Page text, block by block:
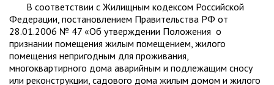
В соответствии с Жилищным кодексом Российской
Федерации, постановлением Правительства РФ от
28.01.2006 № 47 «Об утверждении Положения о
признании помещения жилым помещением, жилого
помещения непригодным для проживания,
многоквартирного дома аварийным и подлежащим сносу
или реконструкции, садового дома жилым домом и жилого